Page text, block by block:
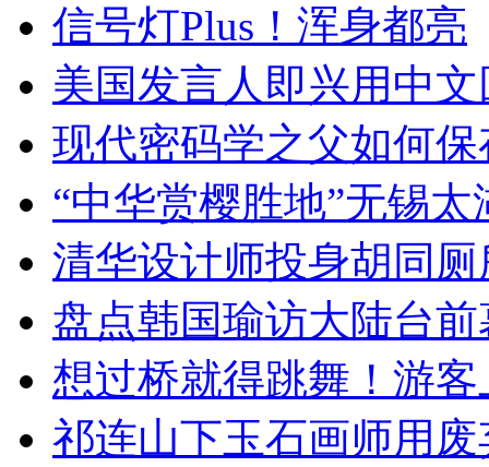
信号灯Plus！浑身都亮
美国发言人即兴用中
现代密码学之父如何
“中华赏樱胜地”无锡
清华设计师投身胡同
盘点韩国瑜访大陆台
想过桥就得跳舞！游客
祁连山下玉石画师用